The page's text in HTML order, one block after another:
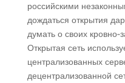
российскими
дождаться открытия
думать о своих
Открытая сеть
централизованных
децентрализованной